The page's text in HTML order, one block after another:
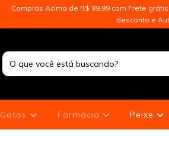
Compras Acima de R$ 99,99 com Frete
desconto e
Gatos Farmácia Peixe